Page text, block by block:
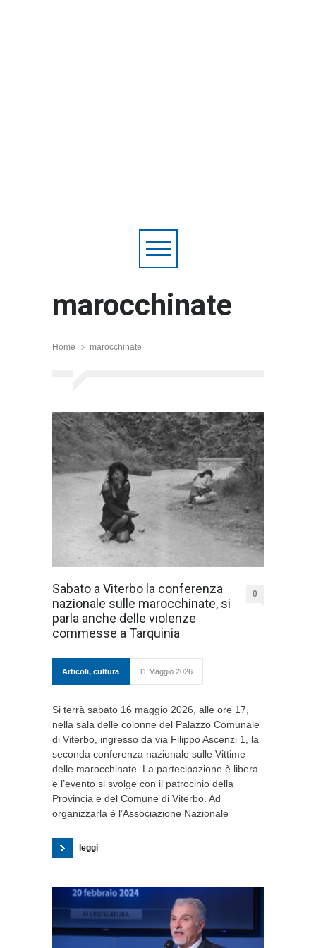
marocchinate
Home marocchinate
Sabato a Viterbo la conferenza
nazionale sulle marocchinate, si
parla anche delle violenze
commesse a Tarquinia
0
Articoli, cultura 11 Maggio 2026
Si terrà sabato 16 maggio 2026, alle ore 17,
nella sala delle colonne del Palazzo Comunale
di Viterbo, ingresso da via Filippo Ascenzi 1, la
seconda conferenza nazionale sulle Vittime
delle marocchinate. La partecipazione è libera
e l’evento si svolge con il patrocinio della
Provincia e del Comune di Viterbo. Ad
organizzarla è l’Associazione Nazionale
leggi